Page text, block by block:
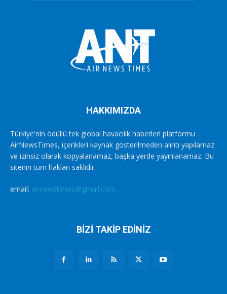
HAKKIMIZDA
Türkiye'nin ödüllü tek global havacılık haberleri platformu
AirNewsTimes, içerikleri kaynak gösterilmeden alıntı yapılamaz
ve izinsiz olarak kopyalanamaz, başka yerde yayınlanamaz. Bu
sitenin tüm hakları saklıdır.
email: airnewstimes@gmail.com
BİZİ TAKİP EDİNİZ